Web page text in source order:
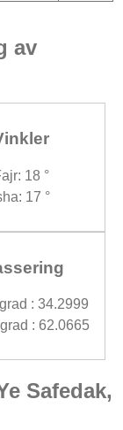
av
18 °
17 °
: 34.2999
: 62.0665
Safedak,